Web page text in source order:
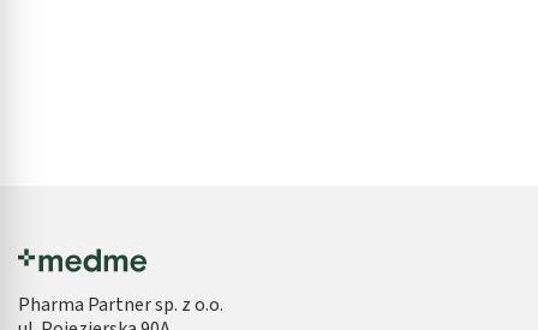
Pharma Partner sp. z o.o.